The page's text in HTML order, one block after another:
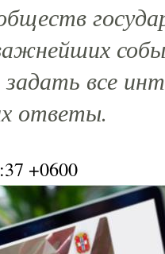
все
ответы.
+0600